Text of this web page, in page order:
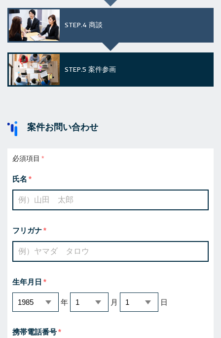
STEP.4 商談
STEP.5 案件参画
案件お問い合わせ
必須項目
氏名
フリガナ
生年月日
年 月 日
携帯電話番号